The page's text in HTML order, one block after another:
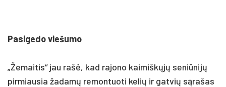
Pa­si­ge­do vie­šu­mo
„Že­mai­tis“ jau rašė, kad ra­jo­no kai­miškųjų se­niū­nijų
pir­miau­sia ža­damų re­mon­tuo­ti ke­lių ir gat­vių sąra­šas